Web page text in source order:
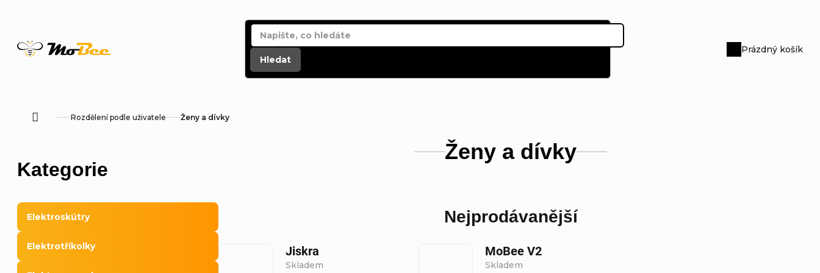
Hledat
Nákupní
Prázdný košík
DomůRozdělení podle uživatele Ženy a dívky
o
s
t
Přeskočit
kategorie
Kategorie
Elektroskútry
Elektrotříkolky
Ženy a dívky
Nejprodávanější
Jiskra
Skladem
MoBee V2
Skladem